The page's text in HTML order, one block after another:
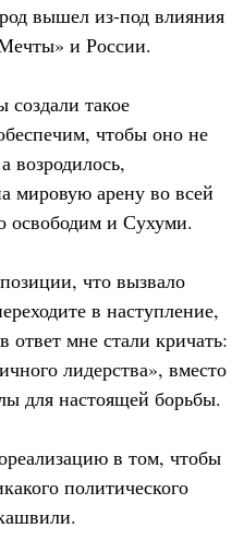
вышел из-под влияния
и России.
такое
чтобы оно не
возродилось,
мировую арену во всей
освободим и Сухуми.
что вызвало
в наступление,
ответ мне стали кричать:
лидерства», вместо
для настоящей борьбы.
в том, чтобы
политического